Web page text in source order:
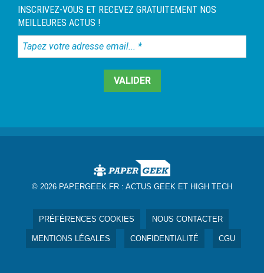
INSCRIVEZ-VOUS ET RECEVEZ GRATUITEMENT NOS
MEILLEURES ACTUS !
Tapez
votre
© 2026 PAPERGEEK.FR : ACTUS GEEK ET HIGH TECH
PRÉFÉRENCES COOKIES NOUS CONTACTER
MENTIONS LÉGALES CONFIDENTIALITÉ CGU